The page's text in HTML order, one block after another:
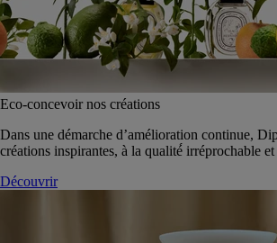
Eco-concevoir nos créations
Dans une démarche d’amélioration continue,
créations inspirantes, à la qualité́ irréprochable
Découvrir